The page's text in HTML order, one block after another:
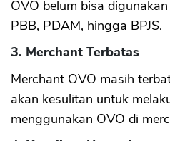
OVO belum bisa
PBB, PDAM, hingga BPJS.
3. Merchant Terbatas
Merchant OVO masih
akan kesulitan untuk
menggunakan OVO di